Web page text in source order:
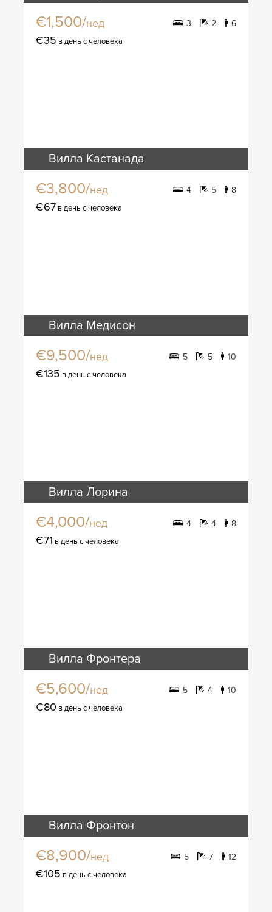
€1,500/нед 3 2 6
€35 в день с человека
Вилла Кастанада
€3,800/нед 4 5 8
€67 в день с человека
Вилла Медисон
€9,500/нед 5 5 10
€135 в день с человека
Вилла Лорина
€4,000/нед 4 4 8
€71 в день с человека
Вилла Фронтера
€5,600/нед 5 4 10
€80 в день с человека
Вилла Фронтон
€8,900/нед 5 7 12
€105 в день с человека